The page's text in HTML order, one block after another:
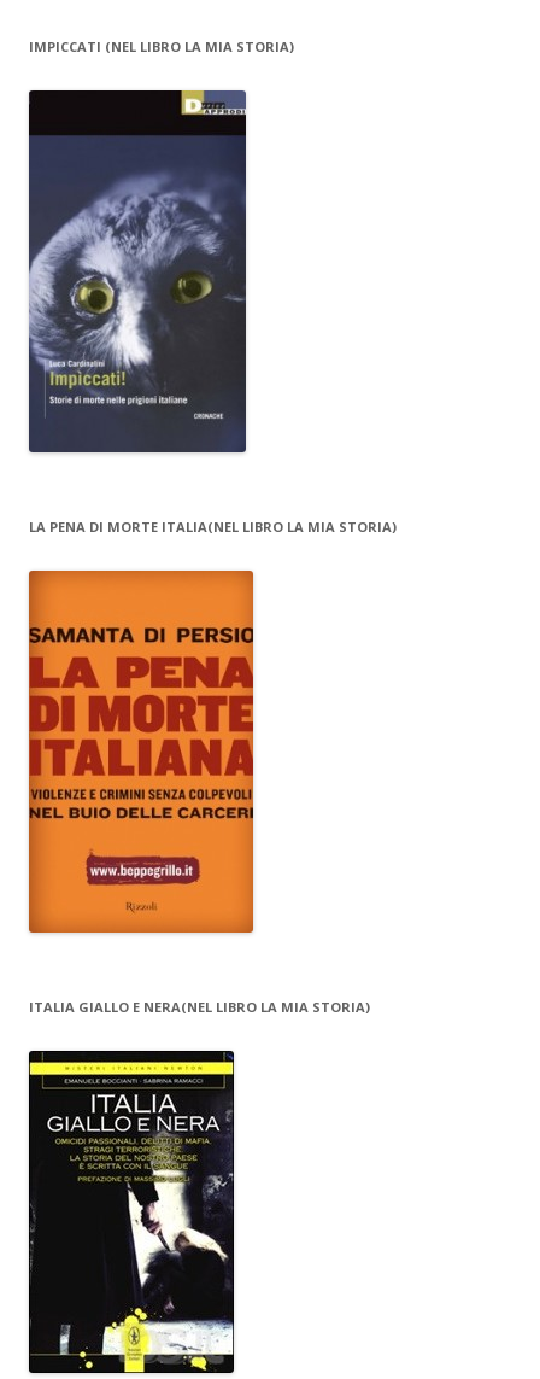
IMPICCATI (NEL LIBRO LA MIA STORIA)
LA PENA DI MORTE ITALIA(NEL LIBRO LA MIA STORIA)
ITALIA GIALLO E NERA(NEL LIBRO LA MIA STORIA)